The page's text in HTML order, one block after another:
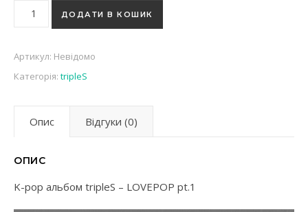
K-pop альбом tripleS - LOVEPOP pt.1 кількість
ДОДАТИ В КОШИК
Артикул: Невідомо
Категорія: tripleS
Опис Відгуки (0)
ОПИС
K-pop альбом tripleS – LOVEPOP pt.1